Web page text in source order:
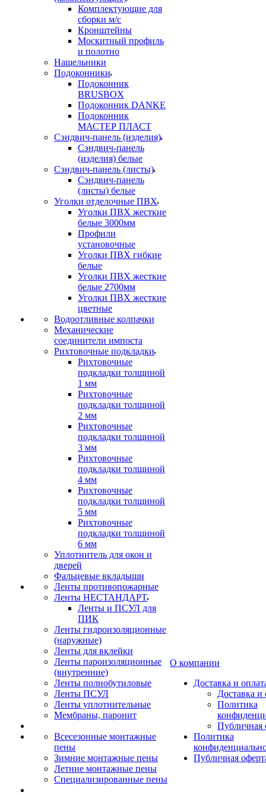
Комплектующие для
сборки м/с
Кронштейны
Москитный профиль
и полотно
Нащельники
Подоконники
Подоконник
BRUSBOX
Подоконник DANKE
Подоконник
МАСТЕР ПЛАСТ
Сэндвич-панель (изделия)
Сэндвич-панель
(изделия) белые
Сэндвич-панель (листы)
Сэндвич-панель
(листы) белые
Уголки отделочные ПВХ
Уголки ПВХ жесткие
белые 3000мм
Профили
установочные
Уголки ПВХ гибкие
белые
Уголки ПВХ жесткие
белые 2700мм
Уголки ПВХ жесткие
цветные
Водоотливные колпачки
Механические
соединители импоста
Рихтовочные подкладки
Рихтовочные
подкладки толщиной
1 мм
Рихтовочные
подкладки толщиной
2 мм
Рихтовочные
подкладки толщиной
3 мм
Рихтовочные
подкладки толщиной
4 мм
Рихтовочные
подкладки толщиной
5 мм
Рихтовочные
подкладки толщиной
6 мм
Уплотнитель для окон и
дверей
Фальцевые вкладыши
Ленты противопожарные
Ленты НЕСТАНДАРТ
Ленты и ПСУЛ для
ПИК
Ленты гидроизоляционные
(наружные)
Ленты для вклейки
Ленты пароизоляционные
(внутренние)
Ленты полнобутиловые
Ленты ПСУЛ
Ленты уплотнительные
Мембраны, паронит
Всесезонные монтажные
пены
Зимние монтажные пены
Летние монтажные пены
Специализированные пены
О компании
Доставка и
Доставка и
Политика
Публичная
Политика
Публичная